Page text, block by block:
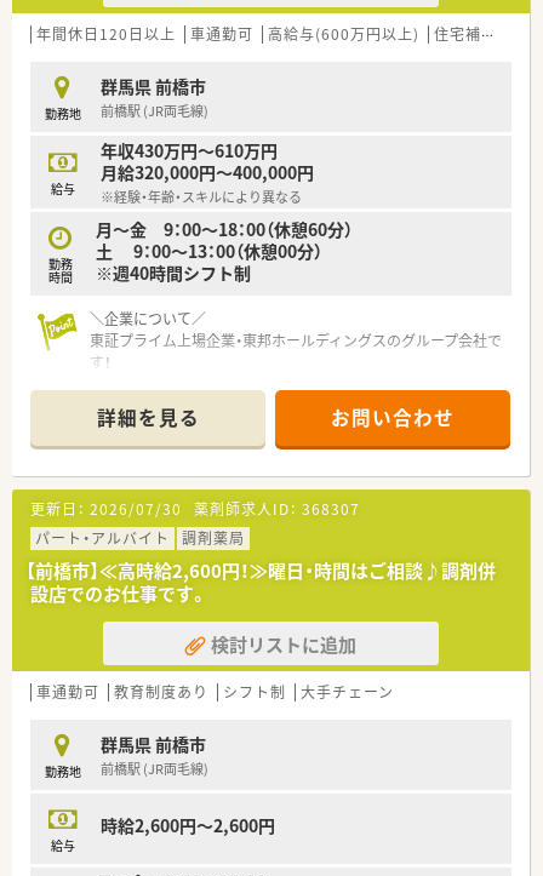
年間休日120日以上 車通勤可 高給与(600万円以上) 住宅補助(手当)あり
勤務地
群馬県 前橋市
前橋駅 (JR両毛線)
給与
年収430万円～610万円
月給320,000円～400,000円
※経験・年齢・スキルにより異なる
勤務
時間
月～金 9：00～18：00（休憩60分）
土 9：00～13：00（休憩00分）
※週40時間シフト制
＼企業について／
東証プライム上場企業・東邦ホールディングスのグループ会社で
す！
「全ては健康を願う人々のために」をモットーに、地域の皆さま
に信頼されるかかりつけ薬局を目指しています。
≪≪≪ ここが魅力 ≫≫≫
☆【教育・研修制度】
フォローアップ研修・エキスパート研修・薬局長研修・管理者研修
などスキルに合わせた研修制度をご用意。
またe-learningを導入しており、こちらは会社で費用補助をして
います。
その他、学会発表にも積極的に参加しており、日々の取り組みか
ら奨励し調剤過誤防止については全社共有しています。
☆【福利厚生面】
産前・産後・育児休暇は100%取得可能で、時短勤務で働く社員も
また、転居を伴う異動はなく、キャリアやライフプランの希望に
応じて、長く安心して働ける環境作りをしております。
詳細を見る お問い合わせ
更新日： 2026/07/30 薬剤師求人ID： 368307
パート・アルバイト
調剤薬局
【前橋市】≪高時給2,600円！≫曜日・時間はご相談♪調剤併
設店でのお仕事です。
検討リストに追加
車通勤可 教育制度あり シフト制 大手チェーン
勤務地
群馬県 前橋市
前橋駅 (JR両毛線)
給与
時給2,600円～2,600円